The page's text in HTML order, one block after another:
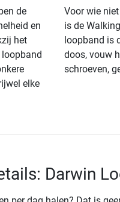
de
en
het
elke
Voor wie
is de
loopband is
doos, vouw
schroeven,
Darwin